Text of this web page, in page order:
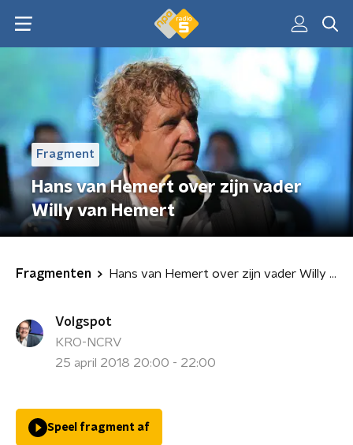
Fragment
Hans van Hemert over zijn vader
Willy van Hemert
Fragmenten Hans van Hemert over zijn vader Willy van Hemert
Volgspot
KRO-NCRV
25 april 2018 20:00 - 22:00
Speel fragment af